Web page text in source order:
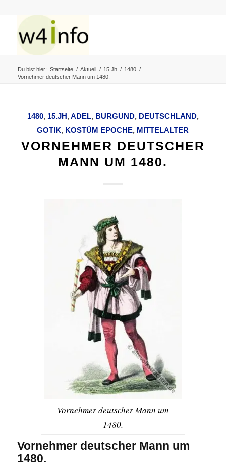
Du bist hier: Startseite / Aktuell / 15.Jh / 1480 /
Vornehmer deutscher Mann um 1480.
1480, 15.JH,ADEL, BURGUND, DEUTSCHLAND,
GOTIK, KOSTÜM EPOCHE, MITTELALTER
VORNEHMER DEUTSCHER
MANN UM 1480.
Vornehmer deutscher Mann um
1480.
Vornehmer deutscher Mann um
1480.